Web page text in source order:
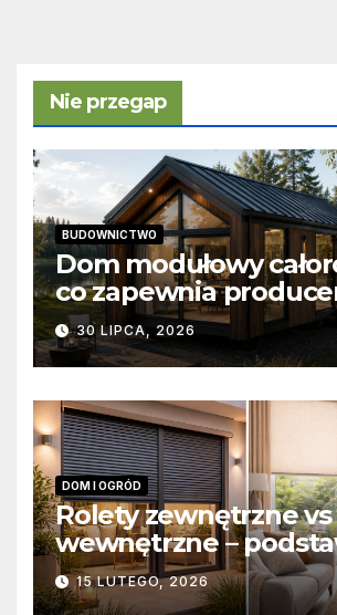
Nie przegap
BUDOWNICTWO
Dom modułowy
co zapewnia
domów
30 LIPCA, 2026
DOM I OGRÓD
Rolety zewnętrzne vs
wewnętrzne –
różnice
funkcjonalne
15 LUTEGO, 2026